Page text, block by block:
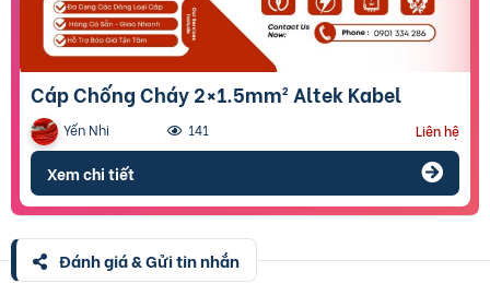
Cáp Chống Cháy 2×1.5mm² Altek Kabel
Yến Nhi 141 Liên hệ
Xem chi tiết
Đánh giá & Gửi tin nhắn